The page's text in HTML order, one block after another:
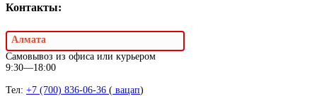
Контакты:
Алмата
Самовывоз из офиса или курьером
9:30—18:00
Тел: +7 (700) 836-06-36 ( вацап)